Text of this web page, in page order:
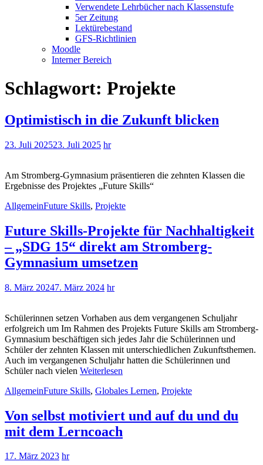
Verwendete Lehrbücher nach Klassenstufe
5er Zeitung
Lektürebestand
GFS-Richtlinien
Moodle
Interner Bereich
Schlagwort: Projekte
Optimistisch in die Zukunft blicken
23. Juli 202523. Juli 2025 hr
Am Stromberg-Gymnasium präsentieren die zehnten Klassen die
Ergebnisse des Projektes „Future Skills“
AllgemeinFuture Skills, Projekte
Future Skills-Projekte für Nachhaltigkeit
– „SDG 15“ direkt am Stromberg-
Gymnasium umsetzen
8. März 20247. März 2024 hr
Schülerinnen setzen Vorhaben aus dem vergangenen Schuljahr
erfolgreich um Im Rahmen des Projekts Future Skills am Stromberg-
Gymnasium beschäftigen sich jedes Jahr die Schülerinnen und
Schüler der zehnten Klassen mit unterschiedlichen Zukunftsthemen.
Auch im vergangenen Schuljahr hatten die Schülerinnen und
Schüler nach vielen Weiterlesen
AllgemeinFuture Skills, Globales Lernen, Projekte
Von selbst motiviert und auf du und du
mit dem Lerncoach
17. März 2023 hr